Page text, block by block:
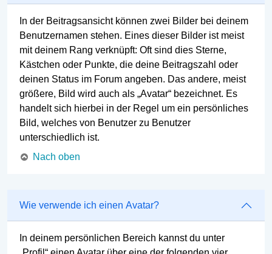
In der Beitragsansicht können zwei Bilder bei deinem
Benutzernamen stehen. Eines dieser Bilder ist meist
mit deinem Rang verknüpft: Oft sind dies Sterne,
Kästchen oder Punkte, die deine Beitragszahl oder
deinen Status im Forum angeben. Das andere, meist
größere, Bild wird auch als „Avatar“ bezeichnet. Es
handelt sich hierbei in der Regel um ein persönliches
Bild, welches von Benutzer zu Benutzer
unterschiedlich ist.
Nach oben
Wie verwende ich einen Avatar?
In deinem persönlichen Bereich kannst du unter